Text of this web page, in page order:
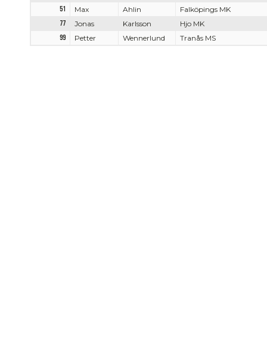
51
Max Ahlin
Falköpings MK
77
Jonas Karlsson
Hjo MK
99
Petter Wennerlund Tranås MS